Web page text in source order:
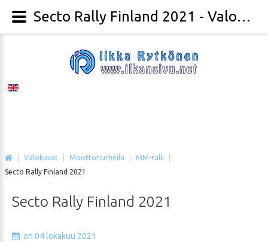
Valokuvat Moottoriurheilu MM-ralli
Secto Rally Finland 2021
Secto Rally Finland 2021
on 04 lokakuu 2021
Secto Rally Finland 2021 - Valokuvaaja Ilkka Rytkönen